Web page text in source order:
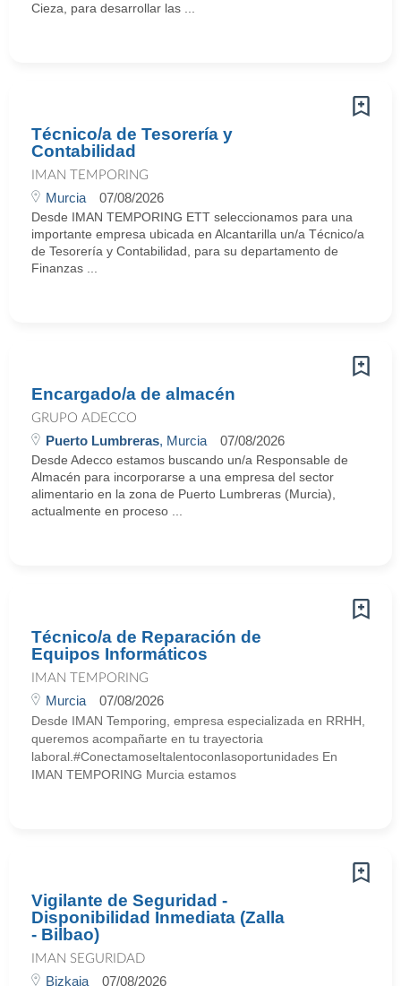
Cieza, para desarrollar las ...
Técnico/a de Tesorería y
Contabilidad
IMAN TEMPORING
Murcia 07/08/2026
Desde IMAN TEMPORING ETT seleccionamos para una
importante empresa ubicada en Alcantarilla un/a Técnico/a
de Tesorería y Contabilidad, para su departamento de
Finanzas ...
Encargado/a de almacén
GRUPO ADECCO
Puerto Lumbreras, Murcia 07/08/2026
Desde Adecco estamos buscando un/a Responsable de
Almacén para incorporarse a una empresa del sector
alimentario en la zona de Puerto Lumbreras (Murcia),
actualmente en proceso ...
Técnico/a de Reparación de
Equipos Informáticos
IMAN TEMPORING
Murcia 07/08/2026
Desde IMAN Temporing, empresa especializada en RRHH,
queremos acompañarte en tu trayectoria
laboral.#Conectamoseltalentoconlasoportunidades En
IMAN TEMPORING Murcia estamos
Vigilante de Seguridad -
Disponibilidad Inmediata (Zalla
- Bilbao)
IMAN SEGURIDAD
Bizkaia 07/08/2026